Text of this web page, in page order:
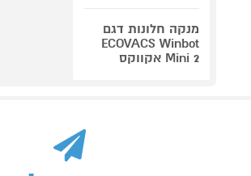
מנקה חלונות דגם
ECOVACS Winbot
Mini 2 אקווקס